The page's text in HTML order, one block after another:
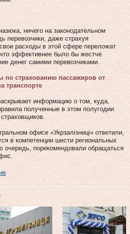
ничего на законодательном
перевозчики, даже страхуя
расходы в этой сфере переложат
эффективнее было бы жестче
денег самими перевозчиками.
по страхованию пассажиров от
транспорте
информацию о том, куда,
полученные в этом полугодии
офисе «Укрзалізниці» ответили,
в компетенции шести региональных
очередь, порекомендовали обращаться